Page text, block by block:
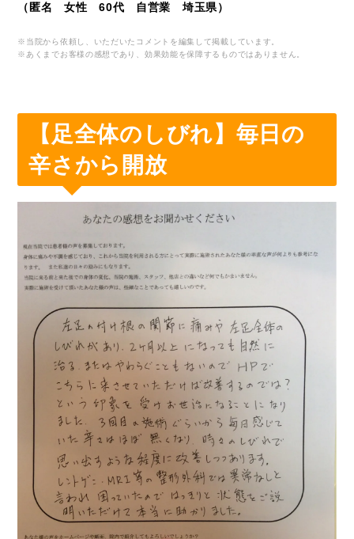
（匿名 女性 60代 自営業 埼玉県）
※当院から依頼し、いただいたコメントを編集して掲載しています。
※あくまでお客様の感想であり、効果効能を保障するものではありません。
【足全体のしびれ】毎日の
辛さから開放